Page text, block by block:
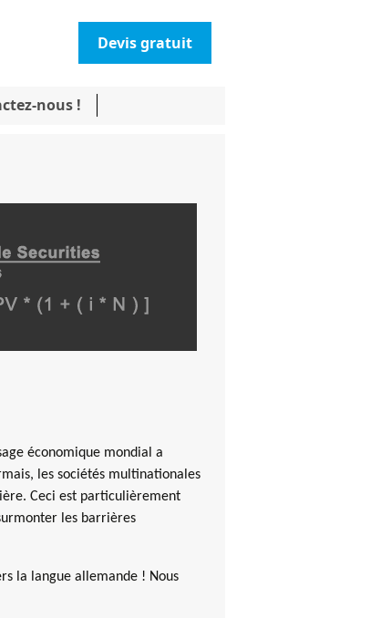
Devis gratuit
nous !
économique mondial a
les sociétés multinationales
Ceci est particulièrement
les barrières
la langue allemande ! Nous